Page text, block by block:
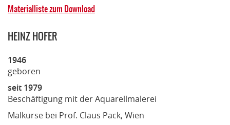
Materialliste zum Download
HEINZ HOFER
1946
geboren
seit 1979
Beschäftigung mit der Aquarellmalerei
Malkurse bei Prof. Claus Pack, Wien